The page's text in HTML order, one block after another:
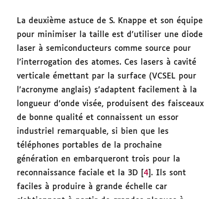
La deuxième astuce de S. Knappe et son équipe
pour minimiser la taille est d’utiliser une diode
laser à semiconducteurs comme source pour
l’interrogation des atomes. Ces lasers à cavité
verticale émettant par la surface (VCSEL pour
l’acronyme anglais) s’adaptent facilement à la
longueur d’onde visée, produisent des faisceaux
de bonne qualité et connaissent un essor
industriel remarquable, si bien que les
téléphones portables de la prochaine
génération en embarqueront trois pour la
reconnaissance faciale et la 3D [4 ]. Ils sont
faciles à produire à grande échelle car